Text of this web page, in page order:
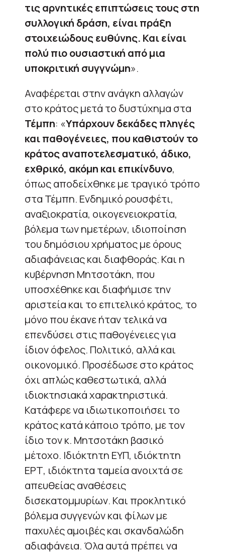
τις αρνητικές επιπτώσεις τους στη
συλλογική δράση, είναι πράξη
στοιχειώδους ευθύνης. Και είναι
πολύ πιο ουσιαστική από μια
υποκριτική συγγνώμη».
Αναφέρεται στην ανάγκη αλλαγών
στο κράτος μετά το δυστύχημα στα
Τέμπη: «Υπάρχουν δεκάδες πληγές
και παθογένειες, που καθιστούν το
κράτος αναποτελεσματικό, άδικο,
εχθρικό, ακόμη και επικίνδυνο,
όπως αποδείχθηκε με τραγικό τρόπο
στα Τέμπη. Ενδημικό ρουσφέτι,
αναξιοκρατία, οικογενειοκρατία,
βόλεμα των ημετέρων, ιδιοποίηση
του δημόσιου χρήματος με όρους
αδιαφάνειας και διαφθοράς. Και η
κυβέρνηση Μητσοτάκη, που
υποσχέθηκε και διαφήμισε την
αριστεία και το επιτελικό κράτος, το
μόνο που έκανε ήταν τελικά να
επενδύσει στις παθογένειες για
ίδιον όφελος. Πολιτικό, αλλά και
οικονομικό. Προσέδωσε στο κράτος
όχι απλώς καθεστωτικά, αλλά
ιδιοκτησιακά χαρακτηριστικά.
Κατάφερε να ιδιωτικοποιήσει το
κράτος κατά κάποιο τρόπο, με τον
ίδιο τον κ. Μητσοτάκη βασικό
μέτοχο. Ιδιόκτητη ΕΥΠ, ιδιόκτητη
ΕΡΤ, ιδιόκτητα ταμεία ανοιχτά σε
απευθείας αναθέσεις
δισεκατομμυρίων. Και προκλητικό
βόλεμα συγγενών και φίλων με
παχυλές αμοιβές και σκανδαλώδη
αδιαφάνεια. Όλα αυτά πρέπει να